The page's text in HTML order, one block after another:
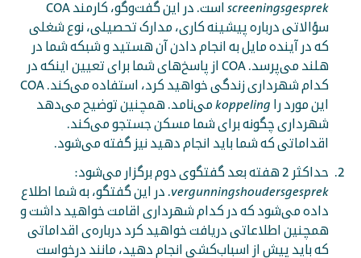
screeningsgesprek
است. در این گفت‌وگو، کارمند COA
سؤالاتی درباره پیشینه کاری، مدارک تحصیلی، نوع شغلی
که در آینده مایل به انجام دادن آن هستید و شبکه شما در
هلند می‌پرسد. COA از پاسخ‌های شما برای تعیین اینکه در
کدام شهرداری زندگی خواهید کرد، استفاده می‌کند. COA
این مورد را koppeling می‌نامد. همچنین توضیح می‌دهد
شهرداری چگونه برای شما مسکن جستجو می‌کند.
اقداماتی که شما باید انجام دهید نیز گفته می‌شود.
حداکثر 2 هفته بعد گفتگوی دوم برگزار می‌شود:
vergunningshoudersgesprek. در این گفتگو، به شما اطلاع
داده می‌شود که در کدام شهرداری اقامت خواهید داشت و
همچنین اطلاعاتی دریافت خواهید کرد درباره‌ی اقداماتی
که باید پیش از اسباب‌کشی انجام دهید، مانند درخواست